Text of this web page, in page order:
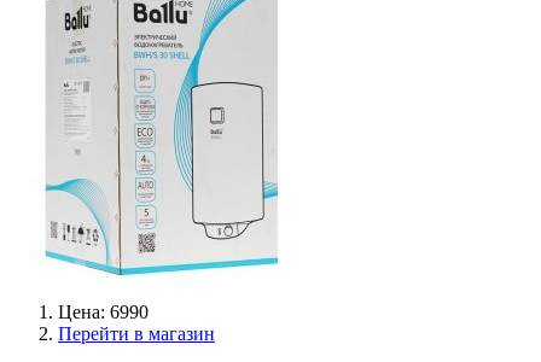
Цена: 6990
Перейти в магазин